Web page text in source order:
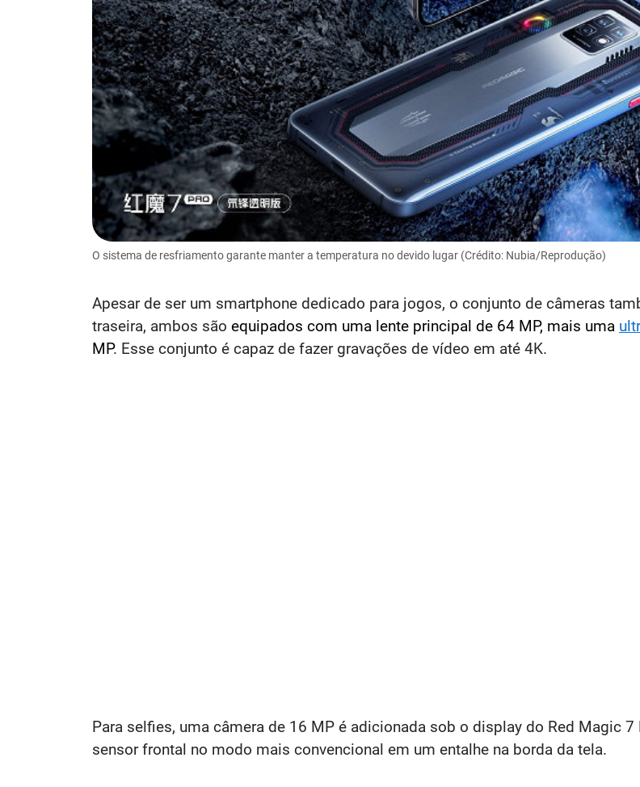
O sistema de resfriamento garante manter a temperatura no devido lugar (Crédito: Nubia/Reprodução)
Apesar de ser um smartphone dedicado para jogos, o conjunto de câmeras
traseira, ambos são equipados com uma lente principal de 64 MP, mais uma
MP. Esse conjunto é capaz de fazer gravações de vídeo em até 4K.
Para selfies, uma câmera de 16 MP é adicionada sob o display do Red Magic
sensor frontal no modo mais convencional em um entalhe na borda da tela.